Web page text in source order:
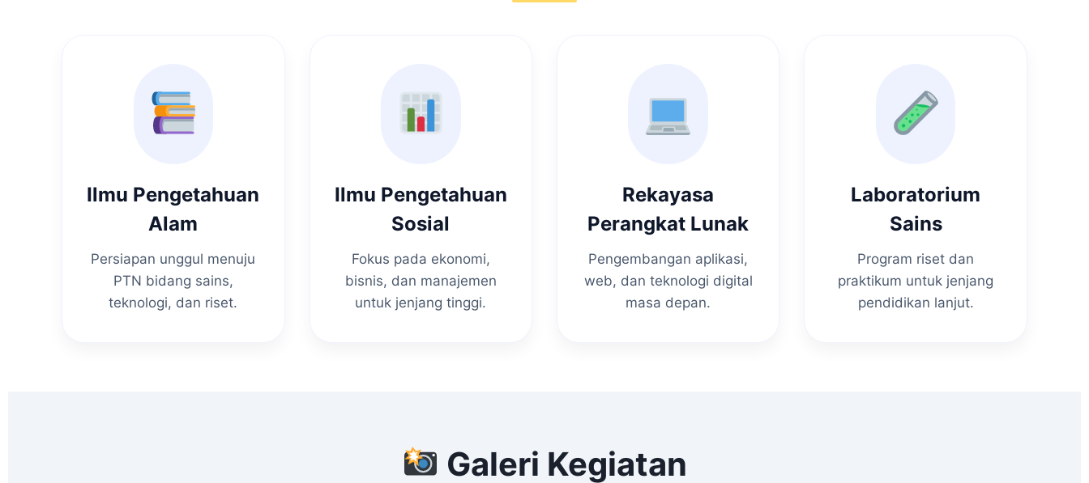
Ilmu Pengetahuan
Alam
Persiapan unggul menuju
PTN bidang sains,
teknologi, dan riset.
Ilmu Pengetahuan
Sosial
Fokus pada ekonomi,
bisnis, dan manajemen
untuk jenjang tinggi.
Rekayasa
Perangkat Lunak
Pengembangan aplikasi,
web, dan teknologi digital
masa depan.
Laboratorium
Sains
Program riset dan
praktikum untuk jenjang
pendidikan lanjut.
Galeri Kegiatan